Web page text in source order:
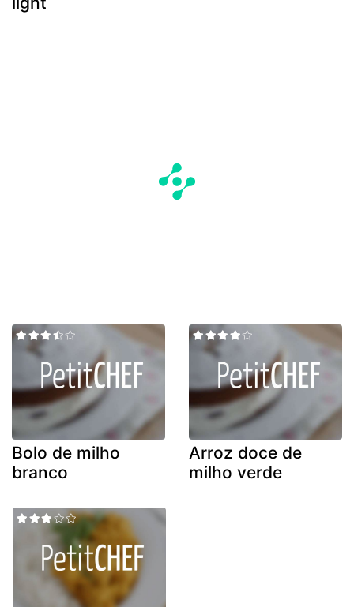
Bolo de milho
branco
Arroz doce de
milho verde